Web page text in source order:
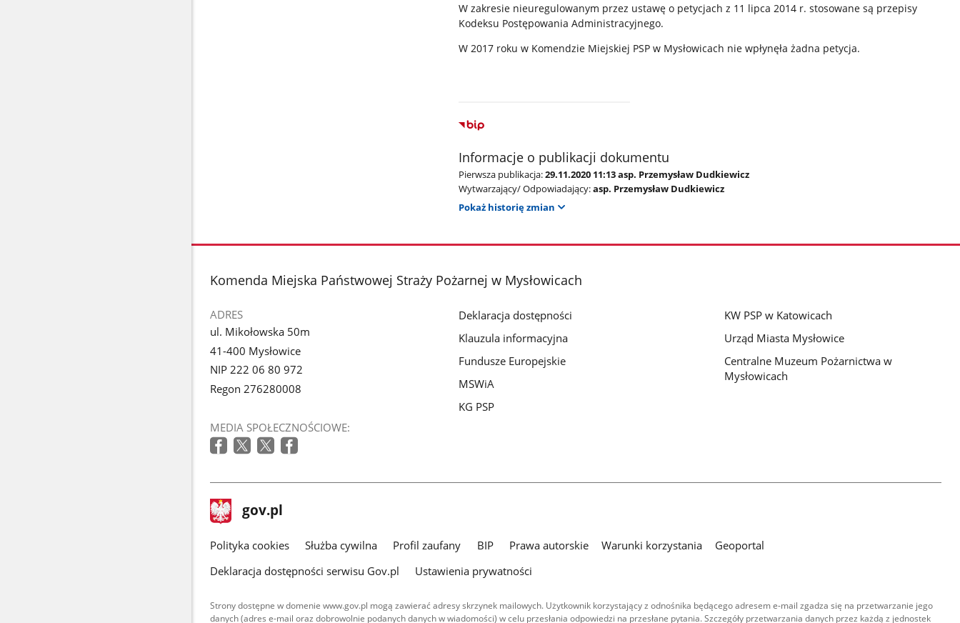
W zakresie nieuregulowanym przez ustawę o petycjach z 11 lipca 2014 r. stosowane są przepisy
Kodeksu Postępowania Administracyjnego.
W 2017 roku w Komendzie Miejskiej PSP w Mysłowicach nie wpłynęła żadna petycja.
Informacje o publikacji dokumentu
Pierwsza publikacja:29.11.2020 11:13 asp. Przemysław Dudkiewicz
Wytwarzający/ Odpowiadający:asp. Przemysław Dudkiewicz
Pokaż historię zmian
stopka
Komenda Miejska Państwowej Straży Pożarnej w Mysłowicach
ADRES
ul. Mikołowska 50m
41-400 Mysłowice
NIP 222 06 80 972
Regon 276280008
MEDIA SPOŁECZNOŚCIOWE:
Deklaracja dostępności
Klauzula informacyjna
Fundusze Europejskie
MSWiA
KG PSP
KW PSP w Katowicach
Urząd Miasta Mysłowice
Centralne Muzeum Pożarnictwa w
Mysłowicach
stopka
gov.pl Strona
gov.pl
gov.pl
Polityka cookies Służba cywilna Profil zaufany BIP Prawa autorskie Warunki korzystania
Geoportal
Deklaracja dostępności serwisu Gov.pl
Ustawienia prywatności
Strony dostępne w domenie www.gov.pl mogą zawierać adresy skrzynek mailowych. Użytkownik korzystający z odnośnika będącego adresem e-mail zgadza się na przetwarzanie jego
danych (adres e-mail oraz dobrowolnie podanych danych w wiadomości) w celu przesłania odpowiedzi na przesłane pytania. Szczegóły przetwarzania danych przez każdą z jednostek